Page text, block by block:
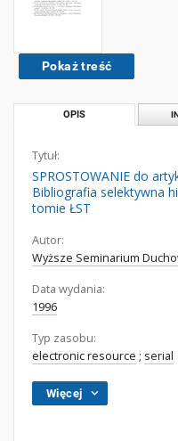
Pokaż treść
OPIS
Tytuł:
SPROSTOWANIE do
Bibliografia selektywna
tomie ŁST
Autor:
Wyższe Seminarium
Data wydania:
1996
Typ zasobu:
electronic resource ; serial
Więcej